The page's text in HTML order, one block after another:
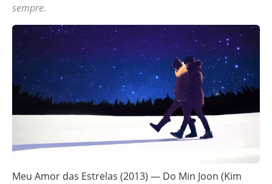
sempre.
Meu Amor das Estrelas (2013) — Do Min Joon (Kim